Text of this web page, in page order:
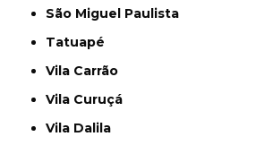
São Miguel Paulista
Tatuapé
Vila Carrão
Vila Curuçá
Vila Dalila